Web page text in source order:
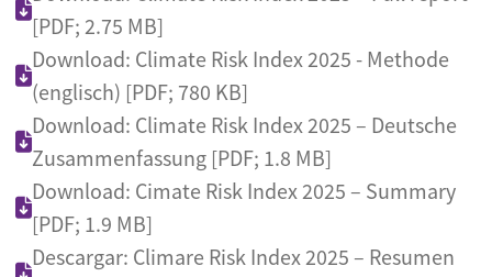
[PDF; 2.75 MB]
Download: Climate Risk Index 2025 - Methode
(englisch) [PDF; 780 KB]
Download: Climate Risk Index 2025 – Deutsche
Zusammenfassung [PDF; 1.8 MB]
Download: Cimate Risk Index 2025 – Summary
[PDF; 1.9 MB]
Descargar: Climare Risk Index 2025 – Resumen